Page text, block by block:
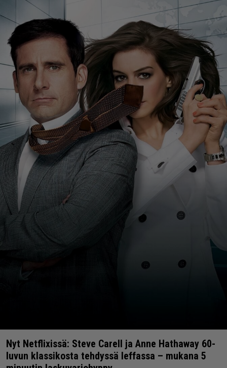
Nyt Netflixissä: Steve Carell ja Anne Hathaway 60-
luvun klassikosta tehdyssä leffassa – mukana 5